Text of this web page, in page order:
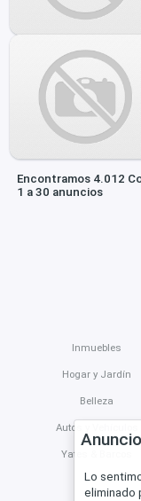
Encontramos 4.012
1 a 30 anuncios
Lo
eliminado
Inmuebles
Hogar y Jardín
Belleza
Autos y Vehículos
Yates & Barcos